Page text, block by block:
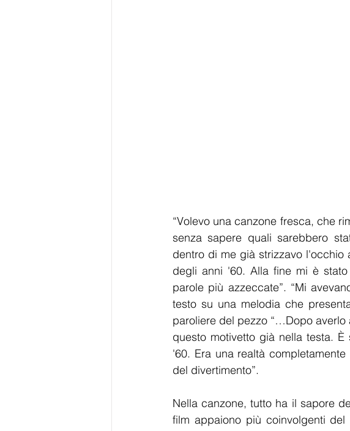
“Volevo una canzone fresca, che
senza sapere quali sarebbero
dentro di me già strizzavo
degli anni '60. Alla fine mi è
parole più azzeccate”. “Mi
testo su una melodia che
paroliere del pezzo “…Dopo averlo
questo motivetto già nella testa.
'60. Era una realtà
del divertimento”.
Nella canzone, tutto ha il sapore
film appaiono più coinvolgenti